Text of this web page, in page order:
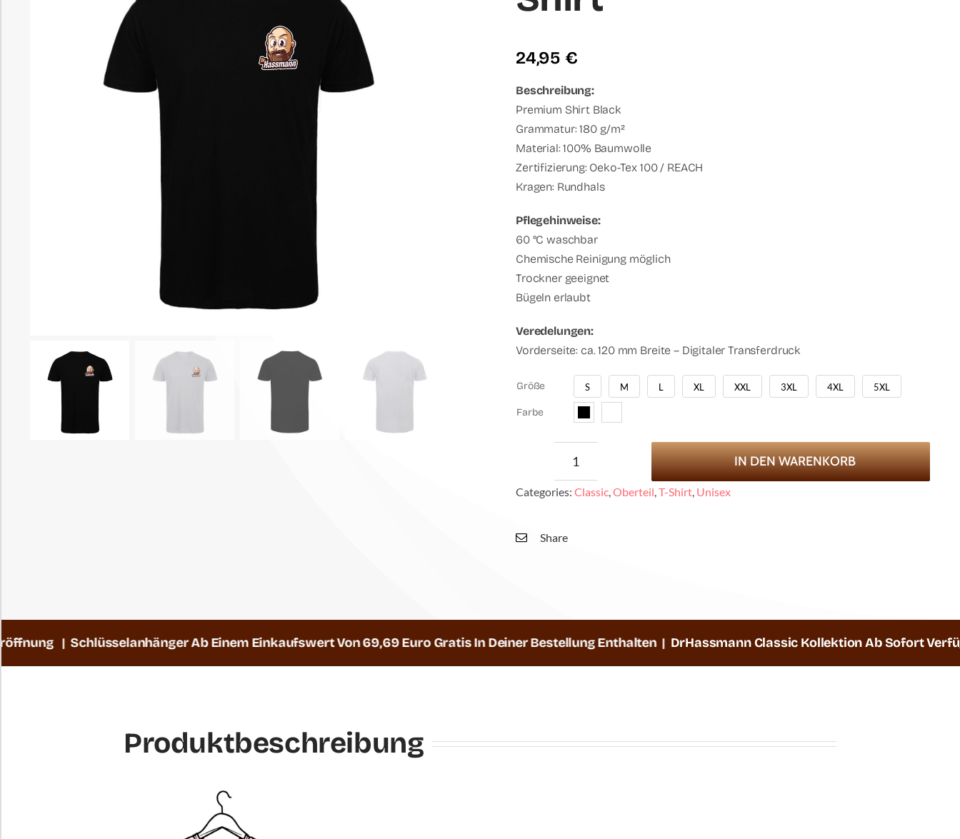
24,95 €
Beschreibung:
Premium Shirt Black
Grammatur: 180 g/m²
Material: 100% Baumwolle
Zertifizierung: Oeko-Tex 100 / REACH
Kragen: Rundhals
Pflegehinweise:
60 °C waschbar
Chemische Reinigung möglich
Trockner geeignet
Bügeln erlaubt
Veredelungen:
Vorderseite: ca. 120 mm Breite – Digitaler Transferdruck
Größe S M L XL XXL 3XL 4XL 5XL
Farbe
DrHassmann
Premium
IN DEN WARENKORB
Categories: Classic Oberteil T-Shirt Unisex
Share
| Schlüsselanhänger Ab Einem Einkaufswert Von 69,69 Euro Gratis In Deiner Bestellung Enthalten | DrHassmann Classic Kollektion Ab Sofort
Produktbeschreibung